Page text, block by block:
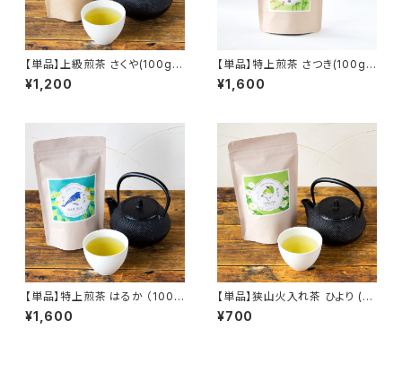
【単品】上級煎茶 さくや(100gク
ラフトパッケージ)／１日の終わ
りに緑茶でリラックス！保管に便
¥1,200
【単品】特上煎茶 さつき(100gク
ラフトパッケージ)／不老長寿の
縁起もの
¥1,600
【単品】特上煎茶 はるか （100g
クラフトパック）／日常の中のち
ょっとしたご褒美に
¥1,600
【単品】狭山火入れ茶 ひより (7
0gクラフトパック)／なつかしく
ってホッとする、普段使いのやさ
¥700